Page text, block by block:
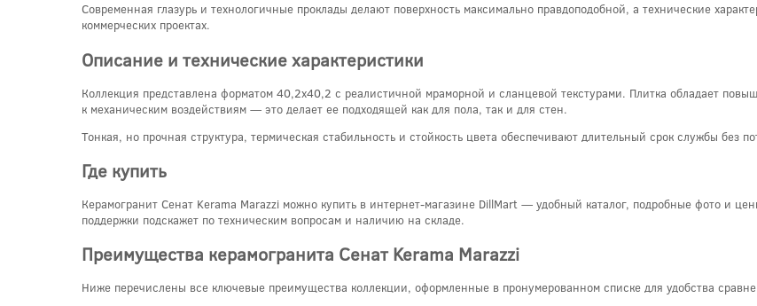
Современная глазурь и технологичные проклады делают поверхность максимально правдоподобной, а технические
коммерческих проектах.
Описание и технические характеристики
Коллекция представлена форматом 40,2x40,2 с реалистичной мраморной и сланцевой текстурами. Плитка обладает
к механическим воздействиям — это делает ее подходящей как для пола, так и для стен.
Тонкая, но прочная структура, термическая стабильность и стойкость цвета обеспечивают длительный срок службы без
Где купить
Керамогранит Сенат Kerama Marazzi можно купить в интернет-магазине DillMart — удобный каталог, подробные фото и
поддержки подскажет по техническим вопросам и наличию на складе.
Преимущества керамогранита Сенат Kerama Marazzi
Ниже перечислены все ключевые преимущества коллекции, оформленные в пронумерованном списке для удобства